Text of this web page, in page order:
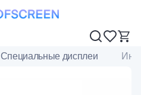
Специальные дисплеи